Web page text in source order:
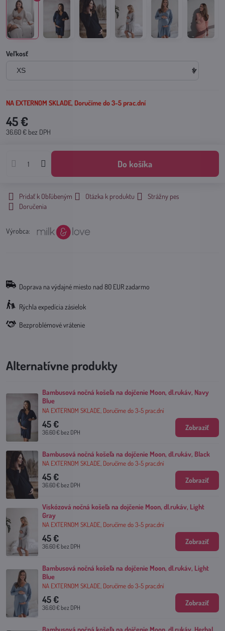
Veľkosť
NA EXTERNOM SKLADE, Doručíme do 3-5 prac.dní
45 €
36.60 € bez DPH
Do košíka
Pridať k Obľúbeným Otázka k produktu
Strážny pes
Doručenia
Výrobca:
Doprava na výdajné miesto nad 80 EUR zadarmo
Rýchla expedícia zásielok
Bezproblémové vrátenie
Alternatívne produkty
Bambusová nočná košeľa na dojčenie Moon, dl.rukáv, Navy
Blue
NA EXTERNOM SKLADE, Doručíme do 3-5 prac.dní
45 €
36.60 €bez DPH
Zobraziť
Bambusová nočná košeľa na dojčenie Moon, dl.rukáv, Black
NA EXTERNOM SKLADE, Doručíme do 3-5 prac.dní
45 €
36.60 €bez DPH
Zobraziť
Viskózová nočná košeľa na dojčenie Moon, dl.rukáv, Light
Gray
NA EXTERNOM SKLADE, Doručíme do 3-5 prac.dní
45 €
36.60 €bez DPH
Zobraziť
Bambusová nočná košeľa na dojčenie Moon, dl.rukáv, Light
Blue
NA EXTERNOM SKLADE, Doručíme do 3-5 prac.dní
45 €
36.60 €bez DPH
Zobraziť